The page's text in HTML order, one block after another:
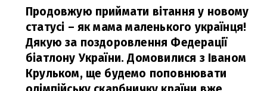
Продовжую приймати вітання у новому
статусі – як мама маленького українця!
Дякую за поздоровлення Федерації
біатлону України. Домовилися з Іваном
Крульком, ще будемо поповнювати